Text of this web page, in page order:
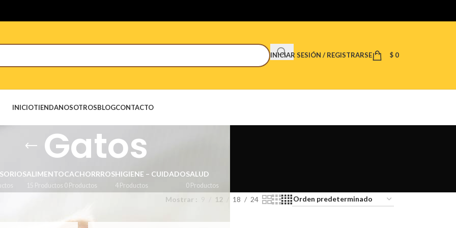
INICIAR SESIÓN / REGISTRARSE $ 0
INICIOTIENDANOSOTROSBLOGCONTACTO
Gatos
ALIMENTO
15 Productos
CACHORRROS
0 Productos
HIGIENE – CUIDADO
4 Productos
SALUD
0 Productos
Mostrar 12 18 24